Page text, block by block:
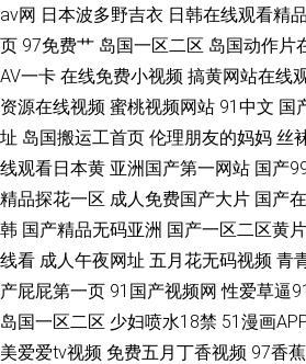
av网 日本波多野吉衣 日韩在线观看精品
页 97免费艹 岛国一区二区 岛国动作片
AV一卡 在线免费小视频 搞黄网站在线
资源在线视频 蜜桃视频网站 91中文 国
址 岛国搬运工首页 伦理朋友的妈妈 丝
线观看日本黄 亚洲国产第一网站 国产
精品探花一区 成人免费国产大片 国产
韩 国产精品无码亚洲 国产一区二区黄片
线看 成人午夜网址 五月花无码视频 青
产屁屁第一页 91国产视频网 性爱草逼
岛国一区二区 少妇喷水18禁 51漫画
美爱爱tv视频 免费五月丁香视频 97香